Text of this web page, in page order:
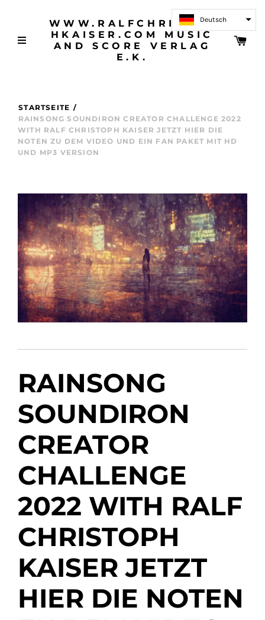
WWW.RALFCHRISTOP
HKAISER.COM MUSIC
AND SCORE VERLAG
E.K.
STARTSEITE /
RAINSONG SOUNDIRON CREATOR CHALLENGE 2022
WITH RALF CHRISTOPH KAISER JETZT HIER DIE
NOTEN ZU DEM VIDEO UND EIN FAN PAKET MIT HD
UND MP3 VERSION
RAINSONG
SOUNDIRON
CREATOR
CHALLENGE
2022 WITH RALF
CHRISTOPH
KAISER JETZT
HIER DIE NOTEN
Deutsch